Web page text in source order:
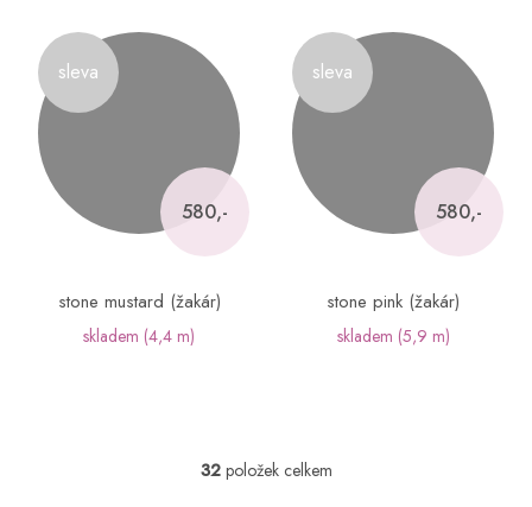
sleva
580,-
stone mustard (žakár)
skladem (4,4 m)
sleva
580,-
stone pink (žakár)
skladem (5,9 m)
O
32položek celkem